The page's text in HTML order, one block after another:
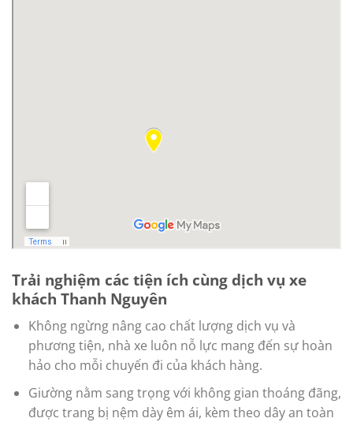
Trải nghiệm các tiện ích cùng dịch vụ xe
khách Thanh Nguyên
Không ngừng nâng cao chất lượng dịch vụ và
phương tiện, nhà xe luôn nỗ lực mang đến sự hoàn
hảo cho mỗi chuyến đi của khách hàng.
Giường nằm sang trọng với không gian thoáng đãng,
được trang bị nệm dày êm ái, kèm theo dây an toàn